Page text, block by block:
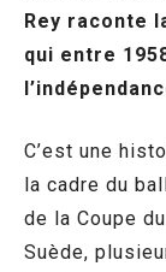
Rey raconte
qui entre
C’est une
la cadre du
de la Coupe
Suède,